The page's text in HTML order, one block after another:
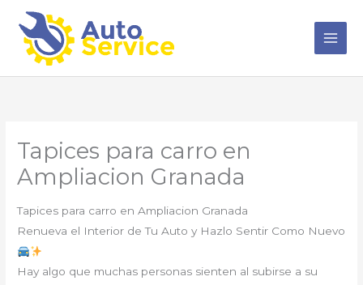
contenido
Tapices para carro en
Ampliacion Granada
Tapices para carro en Ampliacion Granada
Renueva el Interior de Tu Auto y Hazlo Sentir Como Nuevo
Hay algo que muchas personas sienten al subirse a su